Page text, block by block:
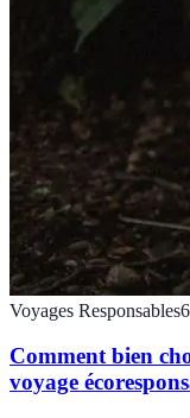
Voyages Responsables6
Comment bien
voyage